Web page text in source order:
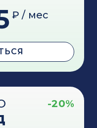
₽ / мес
-20%